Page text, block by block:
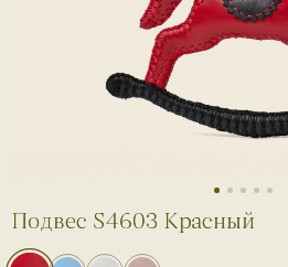
1 2 3 4 5
Подвес S4603 Красный